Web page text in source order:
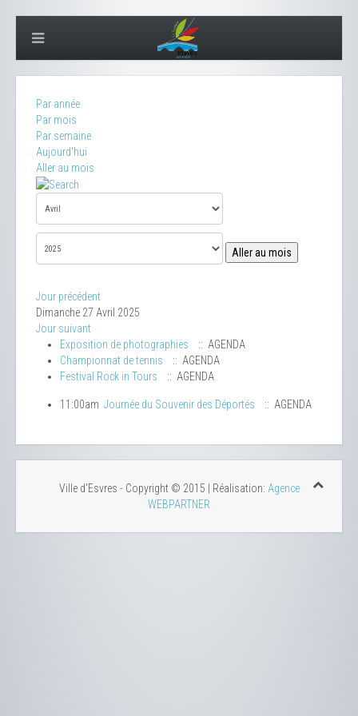
Par année
Par mois
Par semaine
Aujourd'hui
Aller au mois
Aller au mois
Jour précédent
Dimanche 27 Avril 2025
Jour suivant
Exposition de photographies
:: AGENDA
Championnat de tennis
:: AGENDA
Festival Rock in Tours
:: AGENDA
11:00am Journée du Souvenir des Déportés :: AGENDA
Ville d'Esvres - Copyright © 2015 | Réalisation: Agence
WEBPARTNER